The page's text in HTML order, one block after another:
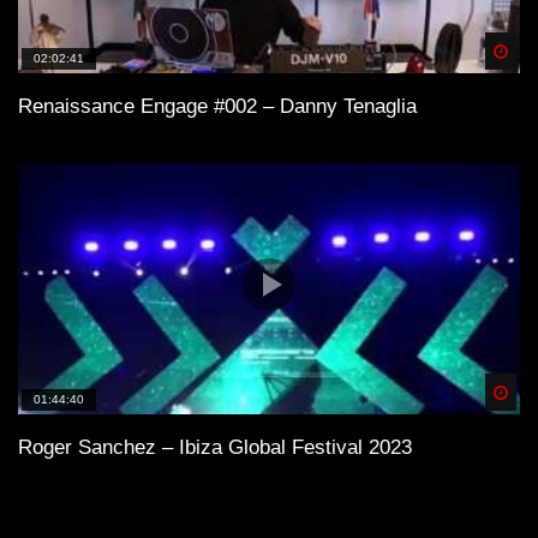
02:02:41
Renaissance Engage #002 – Danny Tenaglia
01:44:40
Roger Sanchez – Ibiza Global Festival 2023